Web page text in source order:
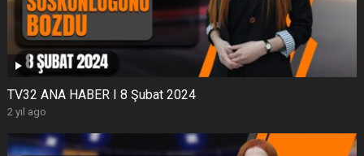
TV32 ANA HABER I 8 Şubat 2024
2 yıl ago